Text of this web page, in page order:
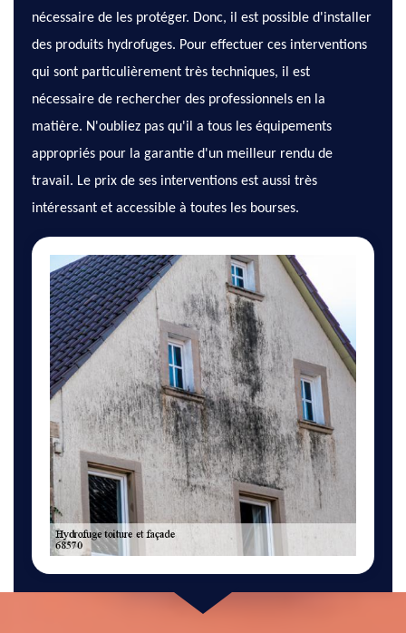
nécessaire de les protéger. Donc, il est possible d'installer
des produits hydrofuges. Pour effectuer ces interventions
qui sont particulièrement très techniques, il est
nécessaire de rechercher des professionnels en la
matière. N'oubliez pas qu'il a tous les équipements
appropriés pour la garantie d'un meilleur rendu de
travail. Le prix de ses interventions est aussi très
intéressant et accessible à toutes les bourses.